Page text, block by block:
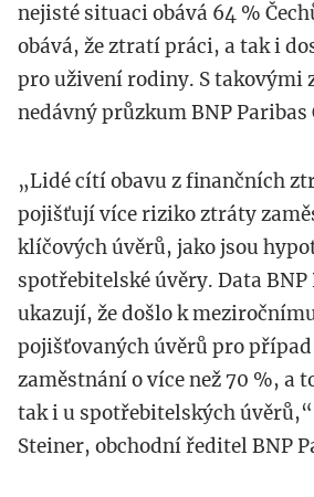
nejisté situaci obává 64 %
obává, že ztratí práci, a tak i
pro uživení rodiny. S takovými
nedávný průzkum BNP Paribas
„Lidé cítí obavu z finančních
pojišťují více riziko ztráty
klíčových úvěrů, jako jsou
spotřebitelské úvěry. Data
ukazují, že došlo k
pojišťovaných úvěrů pro
zaměstnání o více než 70 %, a
tak i u spotřebitelských
Steiner, obchodní ředitel BNP